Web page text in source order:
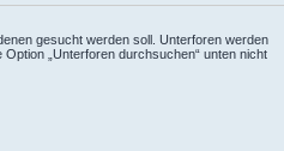
gesucht werden soll. Unterforen werden
„Unterforen durchsuchen“ unten nicht